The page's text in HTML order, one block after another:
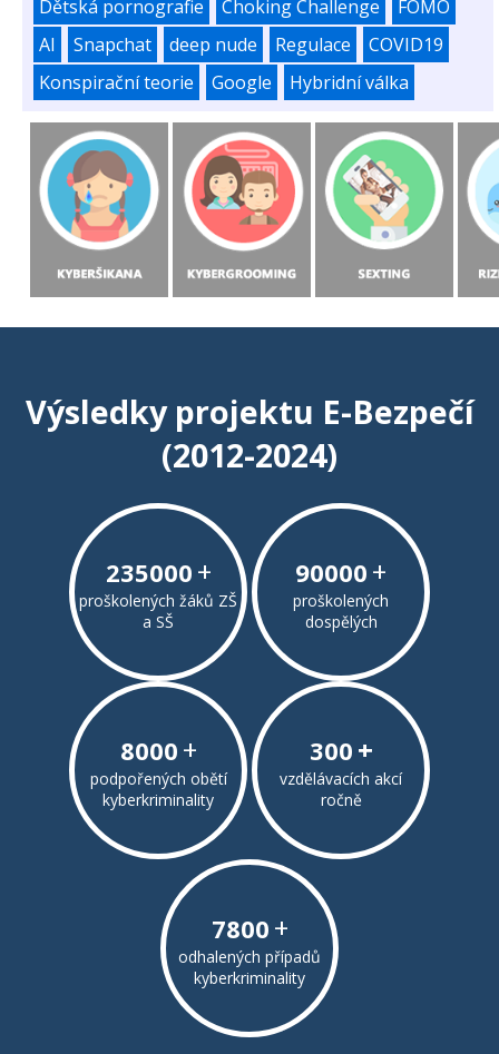
Dětská pornografie
Choking Challenge
FOMO
AI
Snapchat deep nude Regulace
COVID19
Konspirační teorie
Google Hybridní válka
Výsledky projektu E-Bezpečí
(2012-2024)
235000 +
proškolených žáků ZŠ
a SŠ
90000 +
proškolených
dospělých
8000 +
podpořených obětí
kyberkriminality
300 +
vzdělávacích akcí
ročně
7800 +
odhalených případů
kyberkriminality